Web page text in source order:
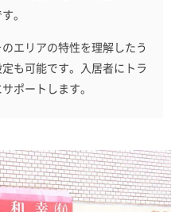
。
エリアの特性を理解したう
も可能です。入居者にトラ
ポートします。